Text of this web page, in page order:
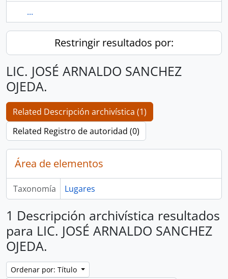
...
Restringir resultados por:
LIC. JOSÉ ARNALDO SANCHEZ
OJEDA.
Related Descripción archivística (1)
Related Registro de autoridad (0)
Área de elementos
Taxonomía Lugares
1 Descripción archivística resultados
para LIC. JOSÉ ARNALDO SANCHEZ
OJEDA.
Ordenar por: Título